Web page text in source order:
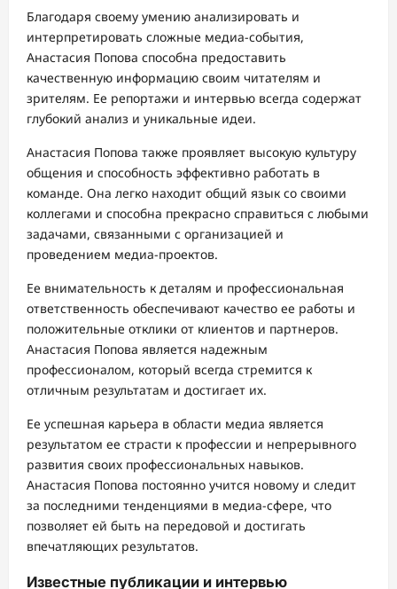
Благодаря своему умению анализировать и
интерпретировать сложные медиа-события,
Анастасия Попова способна предоставить
качественную информацию своим читателям и
зрителям. Ее репортажи и интервью всегда содержат
глубокий анализ и уникальные идеи.
Анастасия Попова также проявляет высокую культуру
общения и способность эффективно работать в
команде. Она легко находит общий язык со своими
коллегами и способна прекрасно справиться с любыми
задачами, связанными с организацией и
проведением медиа-проектов.
Ее внимательность к деталям и профессиональная
ответственность обеспечивают качество ее работы и
положительные отклики от клиентов и партнеров.
Анастасия Попова является надежным
профессионалом, который всегда стремится к
отличным результатам и достигает их.
Ее успешная карьера в области медиа является
результатом ее страсти к профессии и непрерывного
развития своих профессиональных навыков.
Анастасия Попова постоянно учится новому и следит
за последними тенденциями в медиа-сфере, что
позволяет ей быть на передовой и достигать
впечатляющих результатов.
Известные публикации и интервью